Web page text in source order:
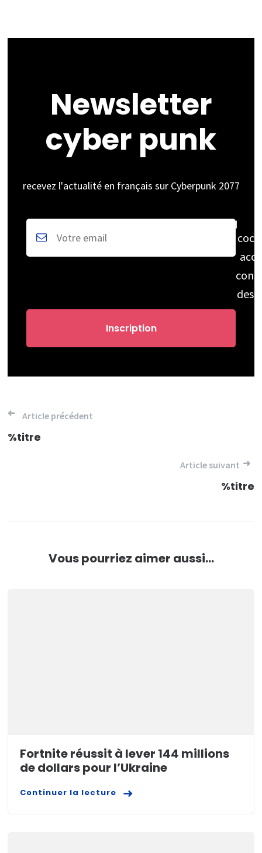
Newsletter
cyber punk
recevez l'actualité en français sur Cyberpunk 2077
des
Navigation
de
Article précédent
%titre
Article suivant
%titre
Vous pourriez aimer aussi...
Fortnite réussit à lever 144 millions
de dollars pour l’Ukraine
Continuer la lecture